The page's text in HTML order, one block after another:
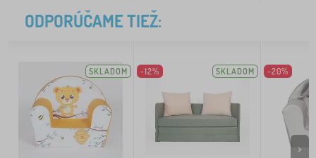
ODPORÚČAME TIEŽ:
SKLADOM -12% SKLADOM -20%
>